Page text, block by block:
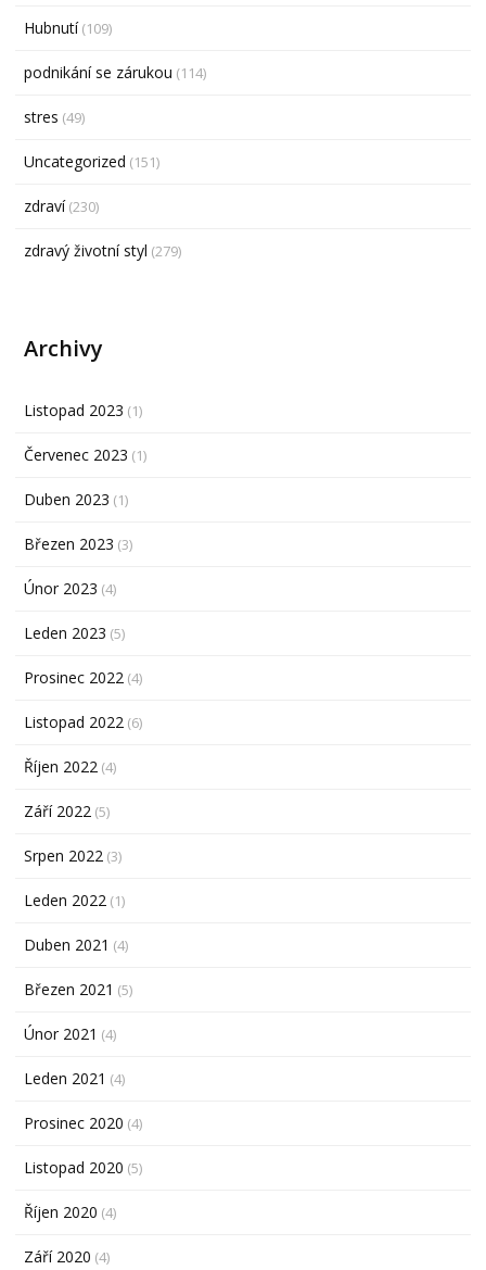
Hubnutí(109)
podnikání se zárukou (114)
stres (49)
Uncategorized (151)
zdraví(230)
zdravý životní styl (279)
Archivy
Listopad 2023 (1)
Červenec 2023 (1)
Duben 2023 (1)
Březen 2023 (3)
Únor 2023 (4)
Leden 2023 (5)
Prosinec 2022 (4)
Listopad 2022 (6)
Říjen 2022 (4)
Září 2022 (5)
Srpen 2022 (3)
Leden 2022 (1)
Duben 2021 (4)
Březen 2021 (5)
Únor 2021 (4)
Leden 2021 (4)
Prosinec 2020 (4)
Listopad 2020 (5)
Říjen 2020 (4)
Září 2020 (4)